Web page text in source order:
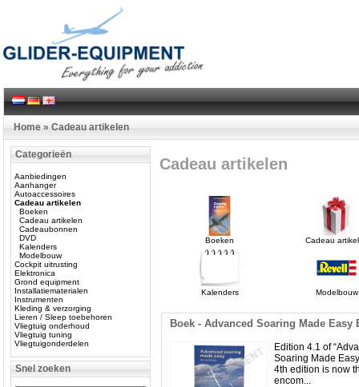
Home » Cadeau artikelen
Categorieën
Aanbiedingen
Aanhanger
Autoaccessoires
Cadeau artikelen
Boeken
Cadeau artikelen
Cadeaubonnen
DVD
Kalenders
Modelbouw
Cockpit uitrusting
Elektronica
Grond equipment
Installatiematerialen
Instrumenten
Kleding & verzorging
Lieren / Sleep toebehoren
Vliegtuig onderhoud
Vliegtuig tuning
Vliegtuigonderdelen
Snel zoeken
Cadeau artikelen
Boeken Cadeau
Kalenders Modelbouw
Boek - Advanced Soaring Made Easy
Edition 4.1 of
Soaring Made
4th edition is now
encom...